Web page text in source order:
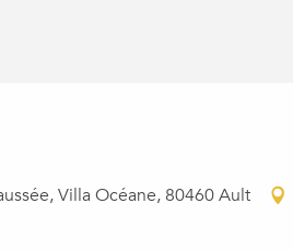
Villa Océane, 80460 Ault